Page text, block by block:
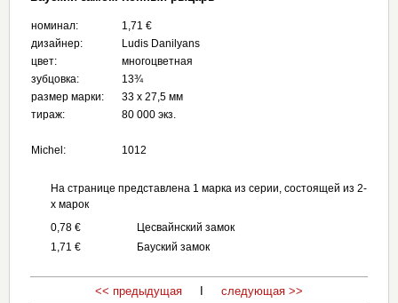
номинал:
1,71 €
дизайнер:
Ludis Danilyans
цвет:
многоцветная
зубцовка:
13¾
размер марки:
33 x 27,5 мм
тираж:
80 000 экз.
Michel: 1012
На странице представлена 1 марка из серии, состоящей из 2-
х марок
0,78 €
Цесвайнский замок
1,71 €
Бауский замок
<< предыдущая следующая >>